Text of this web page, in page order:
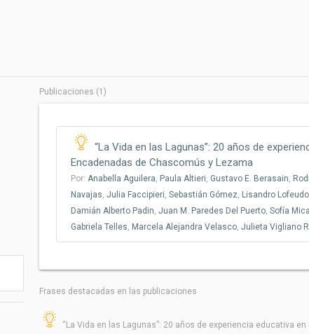
Publicaciones (1)
“La Vida en las Lagunas”: 20 años de
Encadenadas de Chascomús y Lezama
Por: Anabella Aguilera Paula Altieri Gustavo E. Berasain
Navajas ,Julia Faccipieri ,Sebastián Gómez Lisandro Lofeudo
Damián Alberto Padin ,Juan M. Paredes Del Puerto ,Sofía
Gabriela Telles Marcela Alejandra Velasco ,Julieta Vigliano
Frases destacadas en las publicaciones
“La Vida en las Lagunas”: 20 años de experiencia educativa